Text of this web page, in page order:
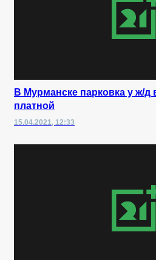
В Мурманске парковка у ж/д
платной
15.04.2021, 12:33